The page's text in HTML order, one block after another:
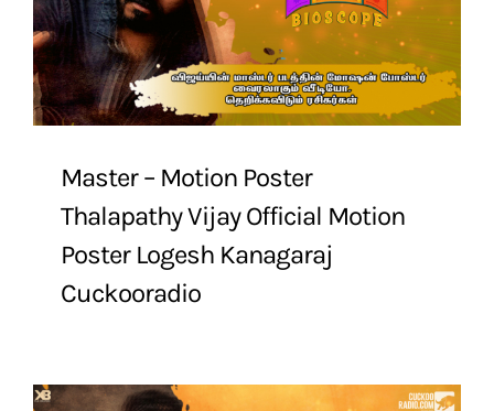
Master – Motion Poster
Thalapathy Vijay Official Motion
Poster Logesh Kanagaraj
Cuckooradio